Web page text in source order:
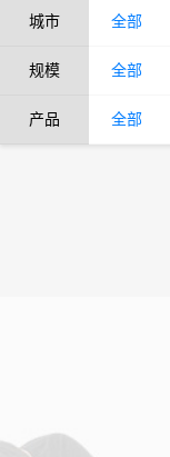
城市 全部
规模 全部
产品 全部